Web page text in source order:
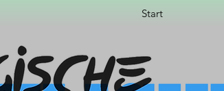
Start